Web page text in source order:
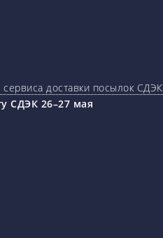
доставки посылок
СДЭК 26–27 мая